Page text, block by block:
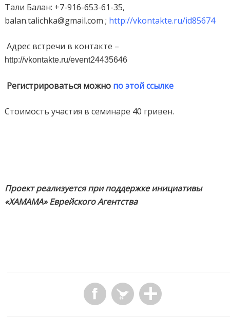
Тали Балан: +7-916-653-61-35,
balan.talichka@gmail.com ; http://vkontakte.ru/id85674
Адрес встречи в контакте –
http://vkontakte.ru/event24435646
Регистрироваться можно по этой ссылке
Стоимость участия в семинаре 40 гривен.
Проект реализуется при поддержке инициативы
«ХАМАМА» Еврейского Агентства